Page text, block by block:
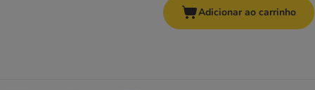
Adicionar ao carrinho